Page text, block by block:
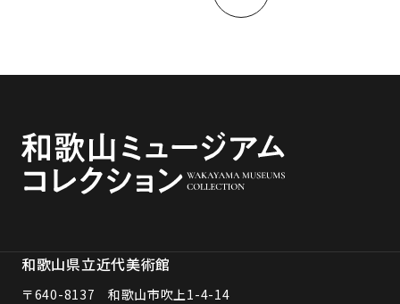
和歌山県立近代美術館
〒640-8137 和歌山市吹上1-4-14